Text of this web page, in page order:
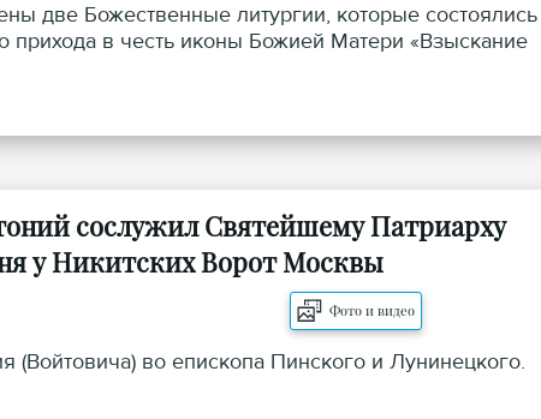
две Божественные литургии, которые состоялись
в честь иконы Божией Матери «Взыскание
сослужил Святейшему Патриарху
у Никитских Ворот Москвы
Фото и видео
(Войтовича) во епископа Пинского и Лунинецкого.